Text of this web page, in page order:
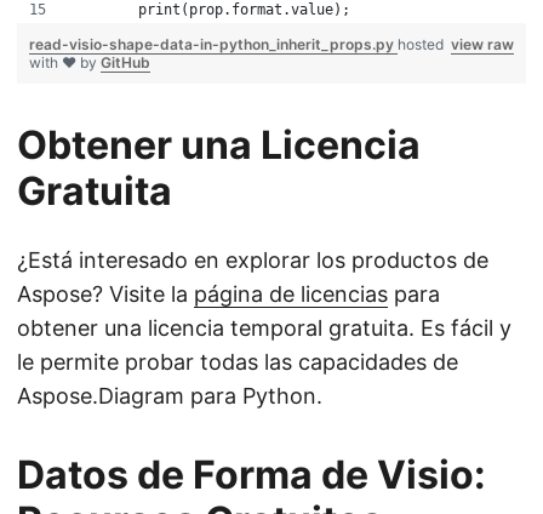
        print(prop.format.value);
view raw
read-visio-shape-data-in-python_inherit_props.py hosted
with ❤ by GitHub
Obtener una Licencia
Gratuita
¿Está interesado en explorar los productos de
Aspose? Visite la página de licencias para
obtener una licencia temporal gratuita. Es fácil y
le permite probar todas las capacidades de
Aspose.Diagram para Python.
Datos de Forma de Visio: